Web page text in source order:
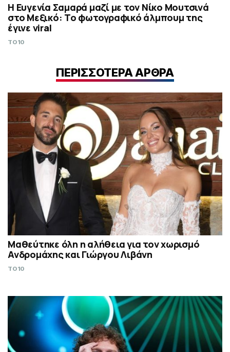
Η Ευγενία Σαμαρά μαζί με τον Νίκο Μουτσινά
στο Μεξικό: Το φωτογραφικό άλμπουμ της
έγινε viral
TO10
ΠΕΡΙΣΣΟΤΕΡΑ ΑΡΘΡΑ
Μαθεύτηκε όλη η αλήθεια για τον χωρισμό
Ανδρομάχης και Γιώργου Λιβάνη
TO10